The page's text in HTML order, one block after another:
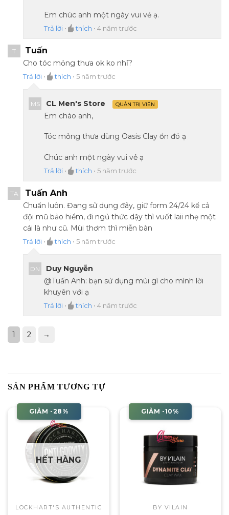
Em chúc anh một ngày vui vẻ ạ.
Trả lời • thích • 4 năm trước
T Tuấn
Cho tóc mỏng thưa ok ko nhỉ?
Trả lời • thích • 5 năm trước
MS CL Men's Store QUẢN TRỊ VIÊN
Em chào anh,
Tóc mỏng thưa dùng Oasis Clay ổn đó ạ
Chúc anh một ngày vui vẻ ạ
Trả lời • thích • 5 năm trước
TA Tuấn Anh
Chuẩn luôn. Đang sử dụng đây, giữ form 24/24 kể cả
đội mũ bảo hiểm, đi ngủ thức dậy thì vuốt laii nhẹ một
cái là như cũ. Mùi thơm thì miễn bàn
Trả lời • thích • 5 năm trước
DN
Duy Nguyễn
@Tuấn Anh: bạn sử dụng mùi gì cho mình lời
khuyên với ạ
Trả lời • thích • 4 năm trước
1 2 →
SẢN PHẨM TƯƠNG TỰ
GIẢM -28%
HẾT HÀNG
LOCKHART'S AUTHENTIC
GIẢM -10%
BY VILAIN